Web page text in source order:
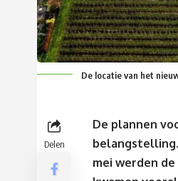
De locatie van het
Delen
De plannen
mei werden